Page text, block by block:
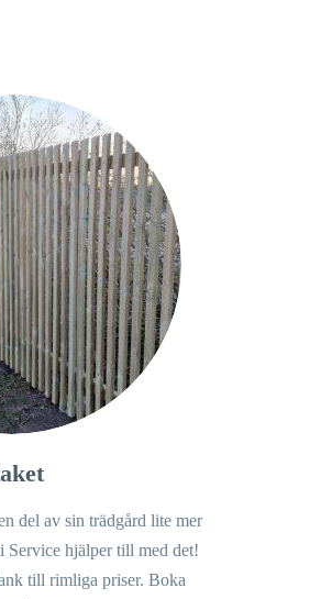
del av sin trädgård lite mer
Service hjälper till med det!
till rimliga priser. Boka